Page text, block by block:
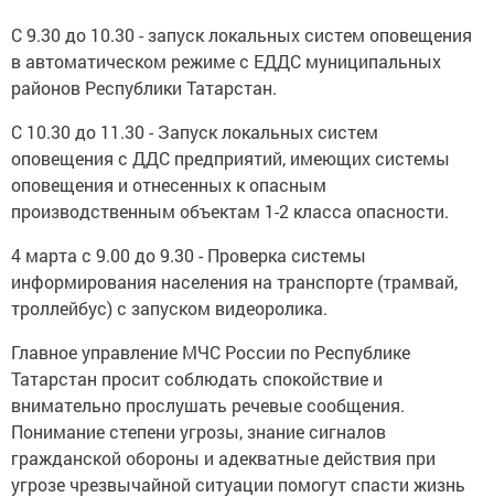
С 9.30 до 10.30 - запуск локальных систем оповещения
в автоматическом режиме с ЕДДС муниципальных
районов Республики Татарстан.
С 10.30 до 11.30 - Запуск локальных систем
оповещения с ДДС предприятий, имеющих системы
оповещения и отнесенных к опасным
производственным объектам 1-2 класса опасности.
4 марта с 9.00 до 9.30 - Проверка системы
информирования населения на транспорте (трамвай,
троллейбус) с запуском видеоролика.
Главное управление МЧС России по Республике
Татарстан просит соблюдать спокойствие и
внимательно прослушать речевые сообщения.
Понимание степени угрозы, знание сигналов
гражданской обороны и адекватные действия при
угрозе чрезвычайной ситуации помогут спасти жизнь